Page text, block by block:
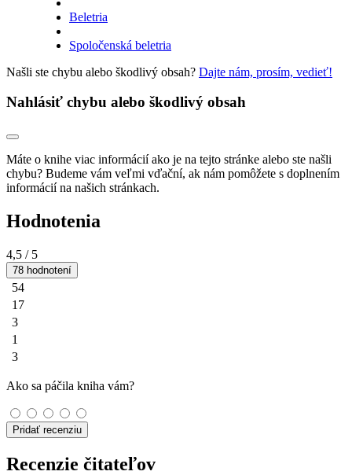
Beletria
Spoločenská beletria
Našli ste chybu alebo škodlivý obsah? Dajte nám, prosím, vedieť!
Nahlásiť chybu alebo škodlivý obsah
Máte o knihe viac informácií ako je na tejto stránke alebo ste našli
chybu? Budeme vám veľmi vďační, ak nám pomôžete s doplnením
informácií na našich stránkach.
Hodnotenia
4,5 / 5
78 hodnotení
54
17
3
1
3
Ako sa páčila kniha vám?
Pridať recenziu
Recenzie čitateľov